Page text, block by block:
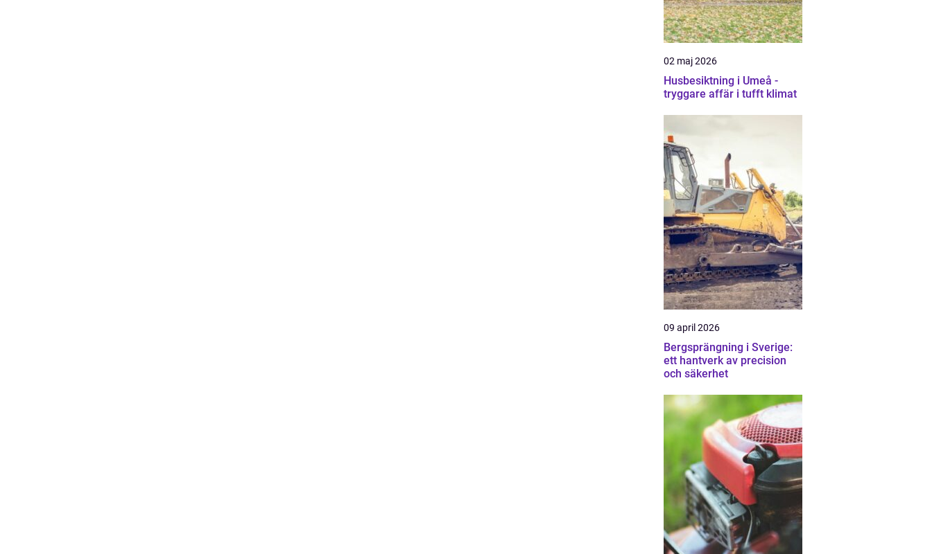
02 maj 2026
Husbesiktning i Umeå -
tryggare affär i tufft klimat
09 april 2026
Bergsprängning i Sverige:
ett hantverk av precision
och säkerhet